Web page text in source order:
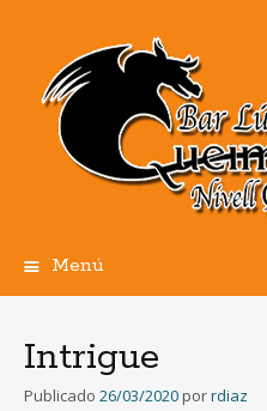
Menú
Intrigue
Publicado 26/03/2020 porrdiaz